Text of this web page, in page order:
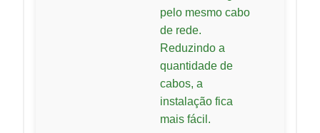
pelo mesmo cabo
de rede.
Reduzindo a
quantidade de
cabos, a
instalação fica
mais fácil.